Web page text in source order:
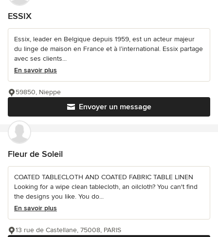
ESSIX
Essix, leader en Belgique depuis 1959, est un acteur majeur
du linge de maison en France et à l’international. Essix partage
avec ses clients...
En savoir plus
Envoyer un message
59850, Nieppe
Fleur de Soleil
COATED TABLECLOTH AND COATED FABRIC TABLE LINEN
Looking for a wipe clean tablecloth, an oilcloth? You can't find
the designs you like. You do...
En savoir plus
13 rue de Castellane, 75008, PARIS